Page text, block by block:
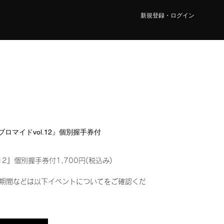
新規登録・ログイン
ロマイドvol.12』個別握手券付
』個別握手券付1,700円(税込み)
間などは以下イベントについてをご確認くだ